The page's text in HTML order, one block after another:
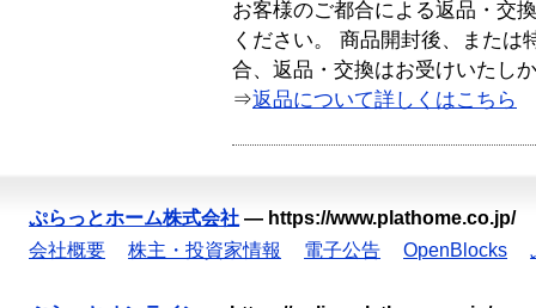
お客様のご都合による返品・交
ください。 商品開封後、または
合、返品・交換はお受けいたし
⇒返品について詳しくはこちら
ぷらっとホーム株式会社 — https://www.plathome.co.jp/
会社概要
株主・投資家情報 電子公告 OpenBlocks